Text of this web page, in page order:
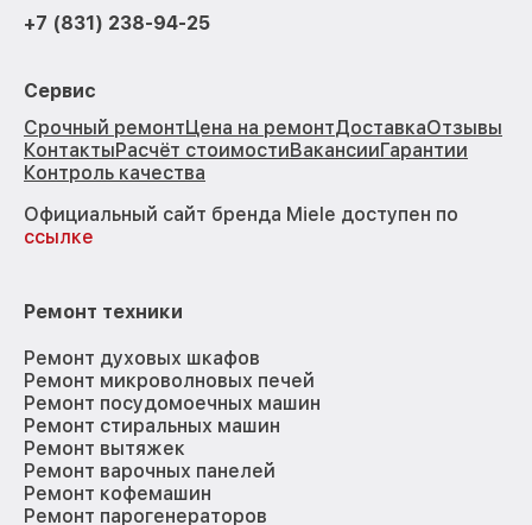
+7 (831) 238-94-25
Сервис
Срочный ремонтЦена на ремонтДоставкаОтзывы
КонтактыРасчёт стоимостиВакансииГарантии
Контроль качества
Официальный сайт бренда Miele доступен по
ссылке
Ремонт техники
Ремонт духовых шкафов
Ремонт микроволновых печей
Ремонт посудомоечных машин
Ремонт стиральных машин
Ремонт вытяжек
Ремонт варочных панелей
Ремонт кофемашин
Ремонт парогенераторов